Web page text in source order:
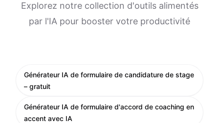
Explorez notre collection d'outils alimentés
par l'IA pour booster votre productivité
Générateur IA de formulaire de candidature de stage
– gratuit
Générateur IA de formulaire d'accord de coaching en
accent avec IA